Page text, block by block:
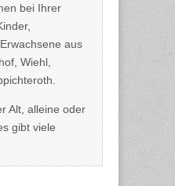
bei Ihrer
aus
Wiehl,
Alt, alleine oder
gibt viele